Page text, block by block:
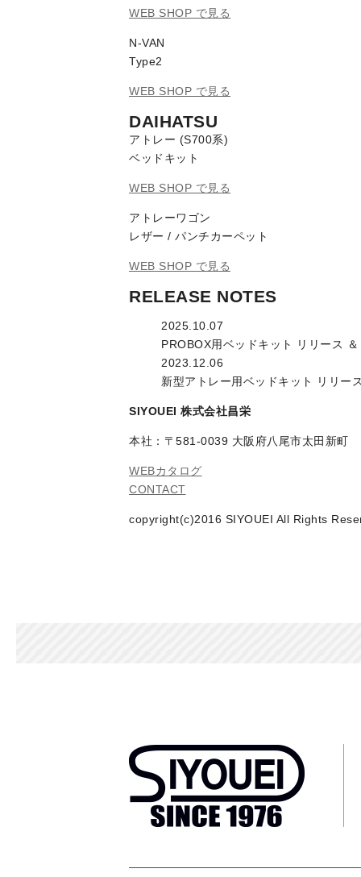
WEB SHOP で見る
N-VAN
Type2
WEB SHOP で見る
DAIHATSU
アトレー (S700系)
ベッドキット
WEB SHOP で見る
アトレーワゴン
レザー / パンチカーペット
WEB SHOP で見る
RELEASE NOTES
2025.10.07
PROBOX用ベッドキット リリース
2023.12.06
新型アトレー用ベッドキット リリー
SIYOUEI 株式会社昌栄
本社：〒581-0039 大阪府八尾市太田新町
WEBカタログ
CONTACT
copyright(c)2016 SIYOUEI All Rights